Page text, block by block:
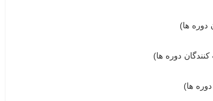
دوره ها)
دوره ها)
ها)